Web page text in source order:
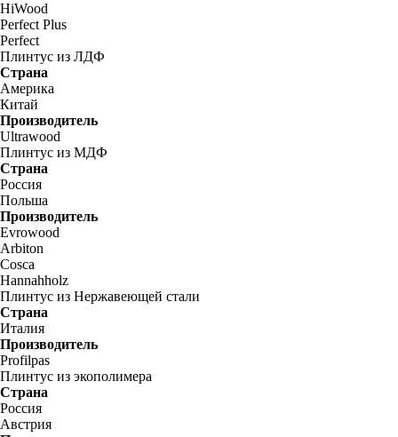
HiWood
Perfect Plus
Perfect
Плинтус из ЛДФ
Страна
Америка
Китай
Производитель
Ultrawood
Плинтус из МДФ
Страна
Россия
Польша
Производитель
Evrowood
Arbiton
Cosca
Hannahholz
Плинтус из Нержавеющей стали
Страна
Италия
Производитель
Profilpas
Плинтус из экополимера
Страна
Россия
Австрия